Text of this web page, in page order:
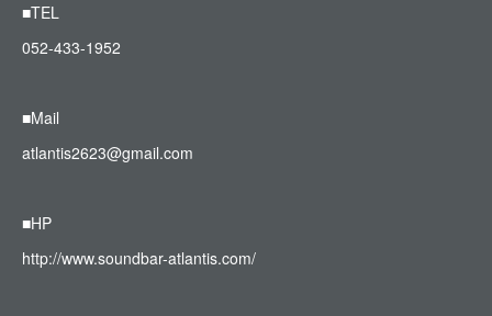
■TEL
052-433-1952
■Mail
atlantis2623@gmail.com
■HP
http://www.soundbar-atlantis.com/